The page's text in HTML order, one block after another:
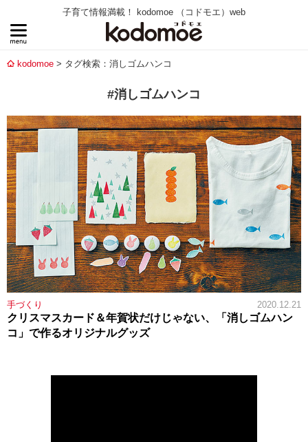
子育て情報満載！ kodomoe （コドモエ）web
kodomoe タグ検索：消しゴムハンコ
#消しゴムハンコ
手づくり 2020.12.21
クリスマスカード＆年賀状だけじゃない、「消しゴムハン
コ」で作るオリジナルグッズ